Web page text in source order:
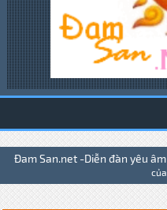
Đam San.net -Diễn đàn yêu